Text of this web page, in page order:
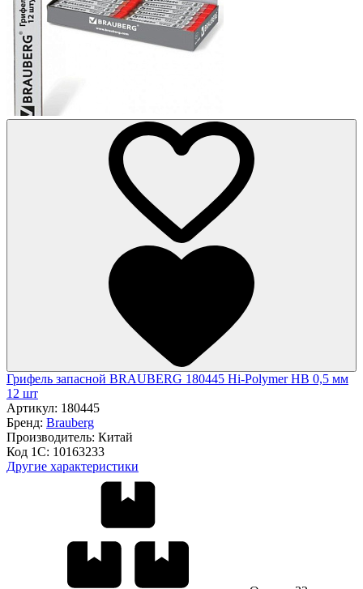
Грифель запасной BRAUBERG 180445 Hi-Polymer HB 0,5 мм
12 шт
Артикул: 180445
Бренд: Brauberg
Производитель: Китай
Код 1С: 10163233
Другие характеристики